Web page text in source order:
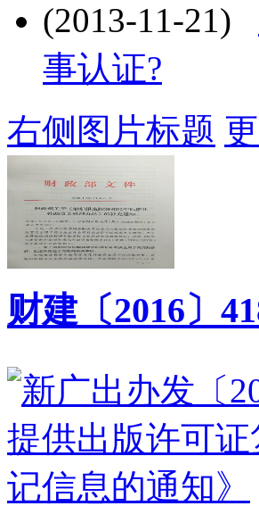
(2013-11-21)
事认证?
右侧图片标题
财建〔2016〕